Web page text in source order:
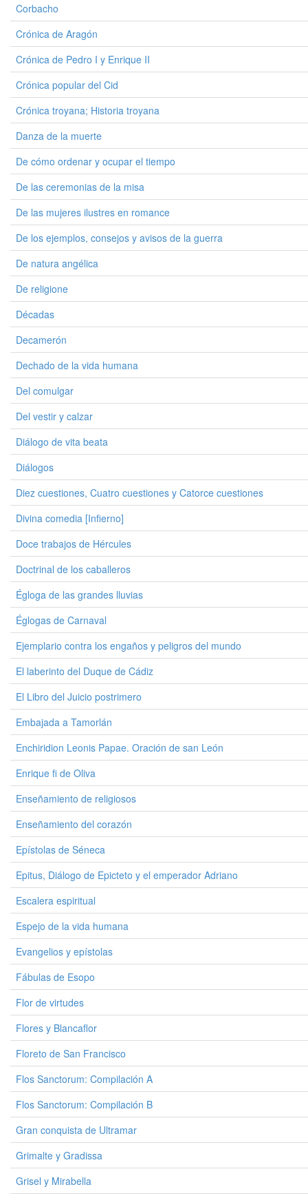
Corbacho
Crónica de Aragón
Crónica de Pedro I y Enrique II
Crónica popular del Cid
Crónica troyana; Historia troyana
Danza de la muerte
De cómo ordenar y ocupar el tiempo
De las ceremonias de la misa
De las mujeres ilustres en romance
De los ejemplos, consejos y avisos de la guerra
De natura angélica
De religione
Décadas
Decamerón
Dechado de la vida humana
Del comulgar
Del vestir y calzar
Diálogo de vita beata
Diálogos
Diez cuestiones, Cuatro cuestiones y Catorce cuestiones
Divina comedia [Infierno]
Doce trabajos de Hércules
Doctrinal de los caballeros
Égloga de las grandes lluvias
Églogas de Carnaval
Ejemplario contra los engaños y peligros del mundo
El laberinto del Duque de Cádiz
El Libro del Juicio postrimero
Embajada a Tamorlán
Enchiridion Leonis Papae. Oración de san León
Enrique fi de Oliva
Enseñamiento de religiosos
Enseñamiento del corazón
Epístolas de Séneca
Epitus, Diálogo de Epicteto y el emperador Adriano
Escalera espiritual
Espejo de la vida humana
Evangelios y epístolas
Fábulas de Esopo
Flor de virtudes
Flores y Blancaflor
Floreto de San Francisco
Flos Sanctorum: Compilación A
Flos Sanctorum: Compilación B
Gran conquista de Ultramar
Grimalte y Gradissa
Grisel y Mirabella